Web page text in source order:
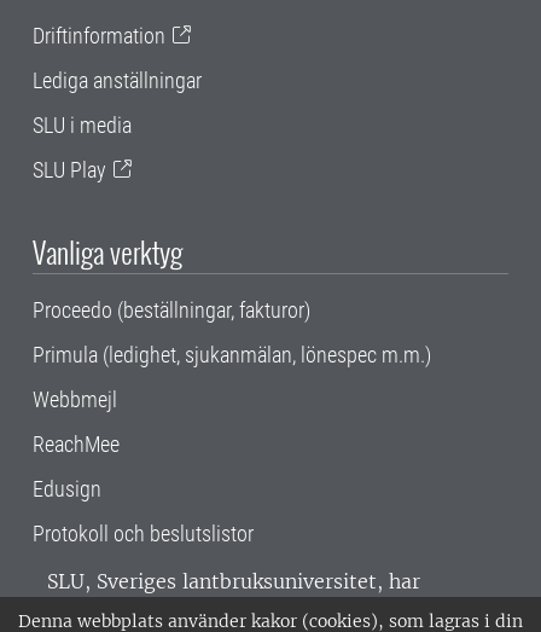
Denna webbplats använder kakor (cookies), som lagras i din
Driftinformation
Lediga anställningar
SLU i media
SLU Play
Vanliga verktyg
Proceedo (beställningar, fakturor)
Primula (ledighet, sjukanmälan, lönespec m.m.)
Webbmejl
ReachMee
Edusign
Protokoll och beslutslistor
SLU, Sveriges lantbruksuniversitet, har
verksamhet över hela Sverige. Huvudorter är